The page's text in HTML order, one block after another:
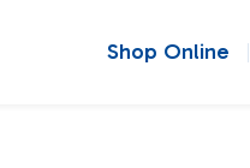
Shop Online